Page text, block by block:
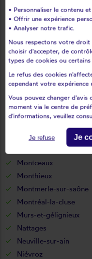
Mantenay-montlin
Marboz
Marignieu
Marsonnas
Massieux
Matafelon-granges
Mérignat
Meximieux
Mijoux
Mogneneins
Montceaux
Monthieux
Montmerle-sur-saône
Montréal-la-cluse
Murs-et-gélignieux
Nattages
Neuville-sur-ain
Niévroz
• Personnaliser le contenu
• Offrir une expérience
• Analyser notre trafic.
Nous respectons votre
choisir d'accepter, de
types de cookies ou
Le refus des cookies
cependant votre expérience
Vous pouvez changer
moment via le centre de
d'informations, veuillez
Je refuse Je